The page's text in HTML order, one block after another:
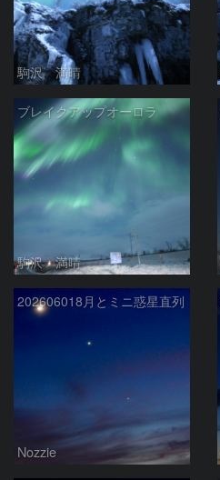
駒沢 満晴
ブレイクアップオーロラ
駒沢 満晴
202606018月とミニ惑星直列
Nozzie